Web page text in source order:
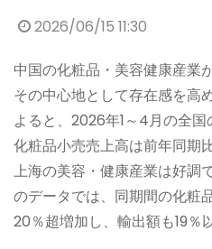
2026/06/15 11:30
中国の化粧品・美容健康産業
その中心地として存在感を高
よると、2026年1～4月の全
化粧品小売売上高は前年同期
上海の美容・健康産業は好調
のデータでは、同期間の化粧
20％超増加し、輸出額も19％